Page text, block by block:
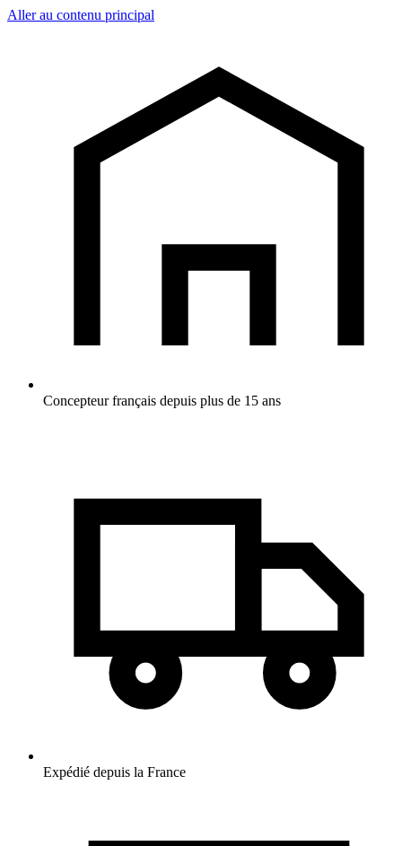
Aller au contenu principal
Concepteur français depuis plus de 15 ans
Expédié depuis la France